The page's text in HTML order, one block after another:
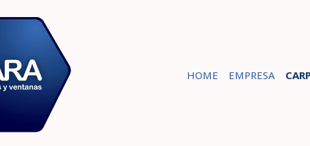
HOME EMPRESA